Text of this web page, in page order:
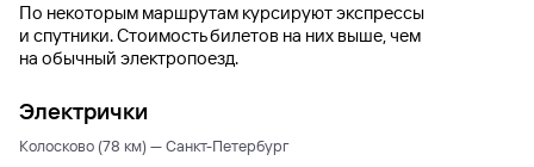
По некоторым маршрутам курсируют экспрессы
и спутники. Стоимость билетов на них выше, чем
на обычный электропоезд.
Электрички
Колосково (78 км) — Санкт-Петербург